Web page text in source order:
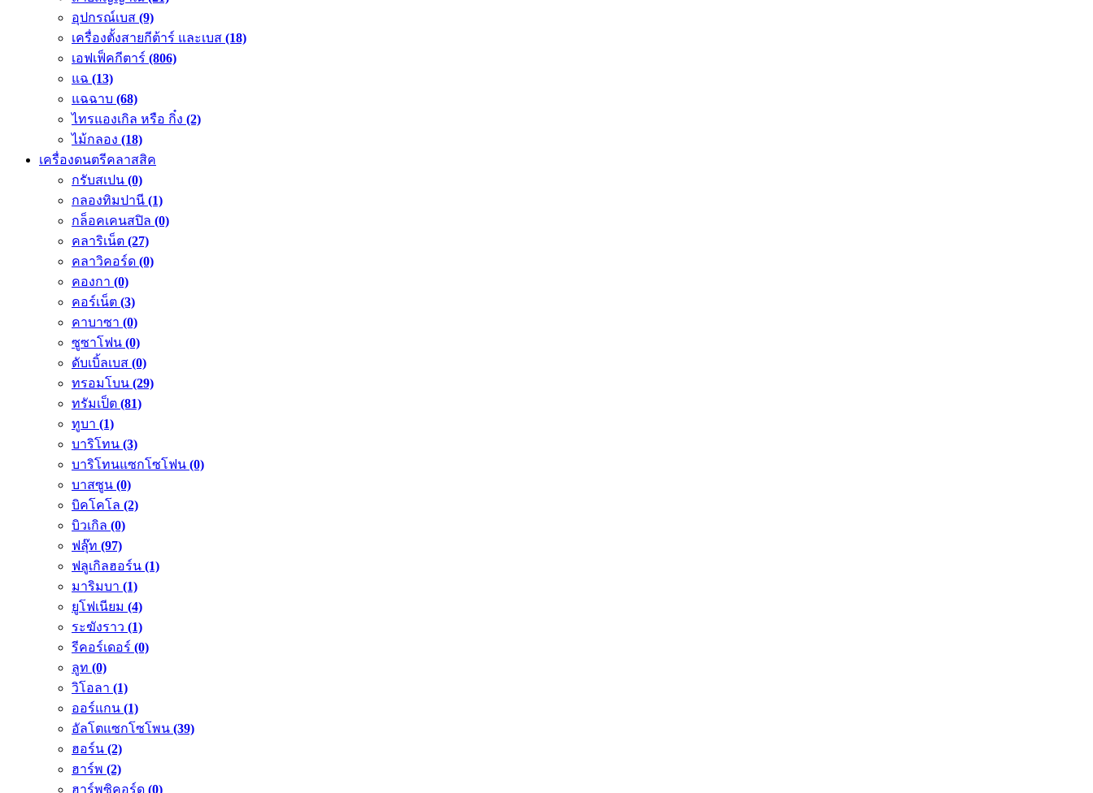
อุปกรณ์เบส (9)
เครื่องตั้งสายกีต้าร์ และเบส (18)
เอฟเฟ็คกีตาร์ (806)
แฉ (13)
แฉฉาบ (68)
ไทรแองเกิล หรือ กิ๋ง (2)
ไม้กลอง (18)
เครื่องดนตรีคลาสสิค
กรับสเปน (0)
กลองทิมปานี (1)
กล็อคเคนสปิล (0)
คลาริเน็ต (27)
คลาวิคอร์ด (0)
คองกา (0)
คอร์เน็ต (3)
คาบาซา (0)
ซูซาโฟน (0)
ดับเบิ้ลเบส (0)
ทรอมโบน (29)
ทรัมเป็ต (81)
ทูบา (1)
บาริโทน (3)
บาริโทนแซกโซโฟน (0)
บาสซูน (0)
บิคโคโล (2)
บิวเกิล (0)
ฟลุ๊ท (97)
ฟลูเกิลฮอร์น (1)
มาริมบา (1)
ยูโฟเนียม (4)
ระฆังราว (1)
รีคอร์เดอร์ (0)
ลูท (0)
วิโอลา (1)
ออร์แกน (1)
อัลโตแซกโซโพน (39)
ฮอร์น (2)
ฮาร์พ (2)
ฮาร์พซิคอร์ด (0)